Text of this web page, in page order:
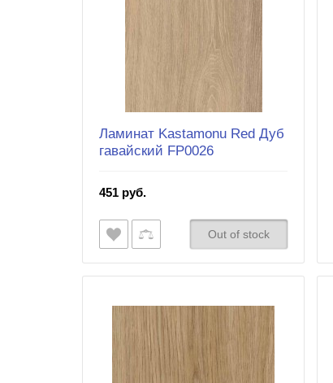
Ламинат Kastamonu Red Дуб
гавайский FP0026
451 руб.
Out of stock